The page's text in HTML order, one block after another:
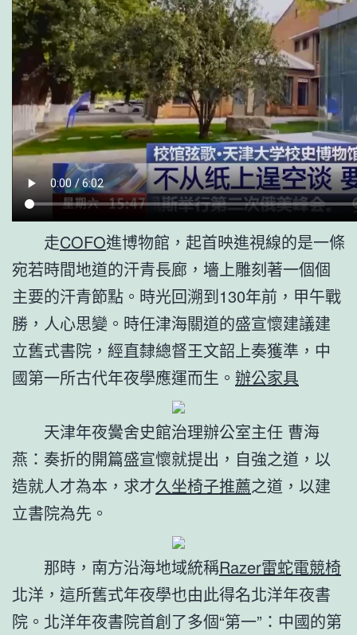
走COFO進博物館，起首映進視線的是一條
宛若時間地道的汗青長廊，墻上雕刻著一個個
主要的汗青節點。時光回溯到130年前，甲午戰
勝，人心思變。時任津海關道的盛宣懷建議建
立舊式書院，經直隸總督王文韶上奏獲準，中
國第一所古代年夜學應運而生。 辦公家具
天津年夜黌舍史館治理辦公室主任 曹海
燕：奏折的開篇盛宣懷就提出，自強之道，以
造就人才為本，求才久坐椅子推薦之道，以建
立書院為先。
那時，南方沿海地域統稱Razer雷蛇電競椅
北洋，這所舊式年夜學也由此得名北洋年夜書
院。北洋年夜書院首創了多個“第一”：中國的第